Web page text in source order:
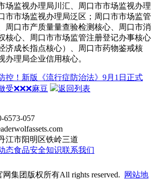
场监视办理局川汇、周口市市场监视办理
市市场监视办理局泛区；周口市市场监管
周口市产质量量查验检测核心、周口市消
核心、周口市市场监管注册登记办事核心
济成长指点核心）、周口市药物鉴戒核
办理局企业信用核心。
控！新版《流行症防治法》9月1日正式
受❌❌❌麻豆 返回列表
6573-057
江市阳明区铁岭三道
态食品安全知识联系我们
集团版权所有All rights reserved.
网站地